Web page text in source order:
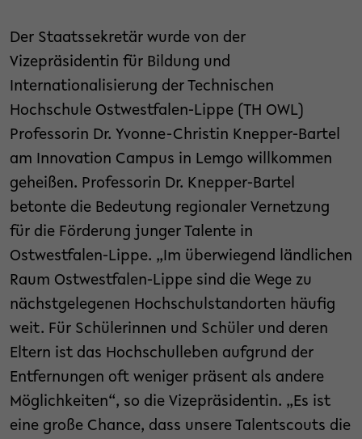
Der Staatssekretär wurde von der
Vizepräsidentin für Bildung und
Internationalisierung der Technischen
Hochschule Ostwestfalen-Lippe (TH OWL)
Professorin Dr. Yvonne-Christin Knepper-Bartel
am Innovation Campus in Lemgo willkommen
geheißen. Professorin Dr. Knepper-Bartel
betonte die Bedeutung regionaler Vernetzung
für die Förderung junger Talente in
Ostwestfalen-Lippe. „Im überwiegend ländlichen
Raum Ostwestfalen-Lippe sind die Wege zu
nächstgelegenen Hochschulstandorten häufig
weit. Für Schülerinnen und Schüler und deren
Eltern ist das Hochschulleben aufgrund der
Entfernungen oft weniger präsent als andere
Möglichkeiten“, so die Vizepräsidentin. „Es ist
eine große Chance, dass unsere Talentscouts die